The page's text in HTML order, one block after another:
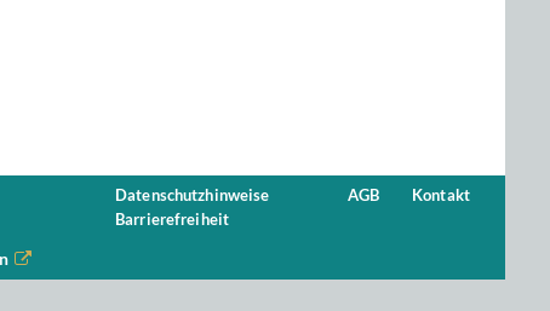
Datenschutzhinweise
Barrierefreiheit
AGB Kontakt